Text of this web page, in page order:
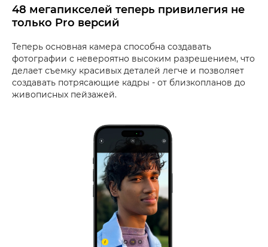
48 мегапикселей теперь привилегия не
только Pro версий
Теперь основная камера способна создавать
фотографии с невероятно высоким разрешением, что
делает съемку красивых деталей легче и позволяет
создавать потрясающие кадры - от близкопланов до
живописных пейзажей.